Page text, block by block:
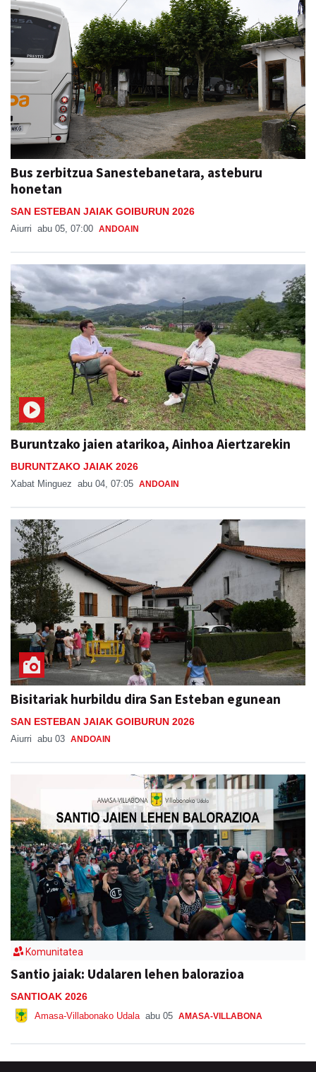
Bus zerbitzua Sanestebanetara, asteburu
honetan
SAN ESTEBAN JAIAK GOIBURUN 2026
Aiurri abu 05, 07:00 ANDOAIN
Buruntzako jaien atarikoa, Ainhoa Aiertzarekin
BURUNTZAKO JAIAK 2026
Xabat Minguez abu 04, 07:05 ANDOAIN
Bisitariak hurbildu dira San Esteban egunean
SAN ESTEBAN JAIAK GOIBURUN 2026
Aiurri abu 03 ANDOAIN
Komunitatea
Santio jaiak: Udalaren lehen balorazioa
SANTIOAK 2026
Amasa-Villabonako Udala abu 05 AMASA-VILLABONA